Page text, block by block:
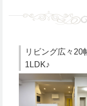
リビング広々20
1LDK♪